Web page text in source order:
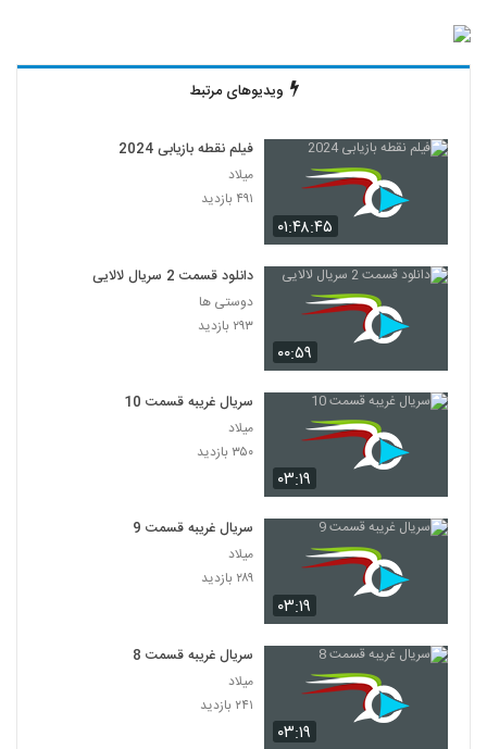
ویدیوهای مرتبط
۰۱:۴۸:۴۵
فیلم نقطه بازیابی 2024
میلاد
۴۹۱ بازدید
۰۰:۵۹
دانلود قسمت 2 سریال لالایی
دوستی ها
۲۹۳ بازدید
۰۳:۱۹
سریال غریبه قسمت 10
میلاد
۳۵۰ بازدید
۰۳:۱۹
سریال غریبه قسمت 9
میلاد
۲۸۹ بازدید
۰۳:۱۹
سریال غریبه قسمت 8
میلاد
۲۴۱ بازدید